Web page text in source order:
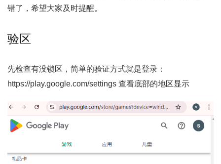
错了，希望大家及时提醒。
验区
先检查有没锁区，简单的验证方式就是登录：
https://play.google.com/settings 查看底部的地区显示